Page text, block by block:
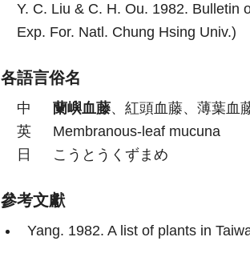
Y. C. Liu & C. H. Ou. 1982. Bulletin
Exp. For. Natl. Chung Hsing Univ.)
各語言俗名
中 蘭嶼血藤、紅頭血藤、薄葉血
英
Membranous-leaf mucuna
日
こうとうくずまめ
參考文獻
Yang. 1982. A list of plants in